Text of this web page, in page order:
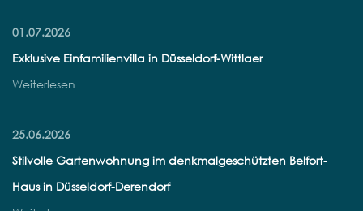
01.07.2026
Exklusive Einfamilienvilla in Düsseldorf-Wittlaer
Weiterlesen
25.06.2026
Stilvolle Gartenwohnung im denkmalgeschützten Belfort-
Haus in Düsseldorf-Derendorf